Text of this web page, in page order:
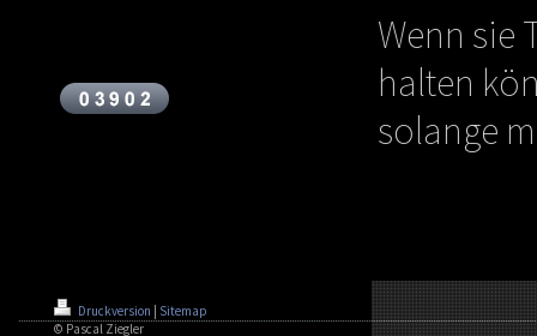
Wenn sie
halten
solange
Druckversion | Sitemap
© Pascal Ziegler